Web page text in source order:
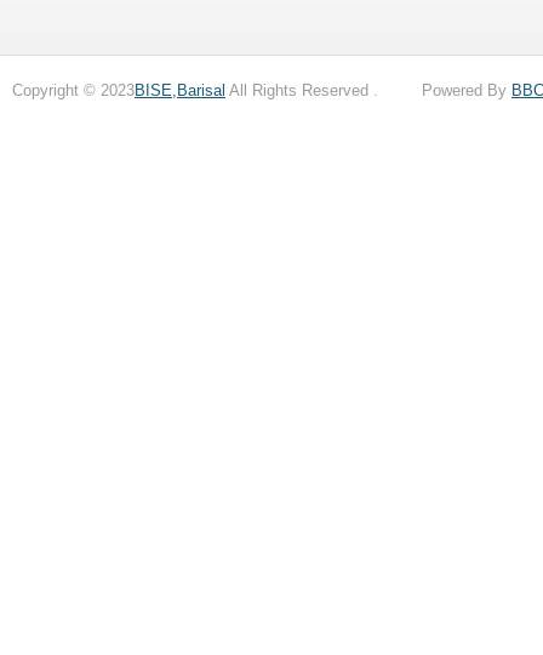
Copyright © 2023BISE,Barisal All Rights Reserved . Powered By